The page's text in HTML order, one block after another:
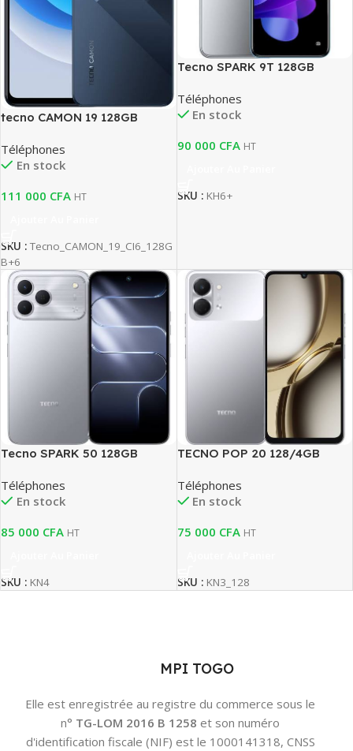
tecno CAMON 19 128GB
Téléphones
En stock
111 000 CFA HT
SKU : Tecno_CAMON_19_CI6_128G
B+6
Tecno SPARK 9T 128GB
Téléphones
En stock
90 000 CFA HT
SKU : KH6+
Tecno SPARK 50 128GB
Téléphones
En stock
85 000 CFA HT
SKU : KN4
TECNO POP 20 128/4GB
Téléphones
En stock
75 000 CFA HT
SKU : KN3_128
MPI TOGO
Elle est enregistrée au registre du commerce sous le
n° TG-LOM 2016 B 1258 et son numéro
d'identification fiscale (NIF) est le 1000141318, CNSS